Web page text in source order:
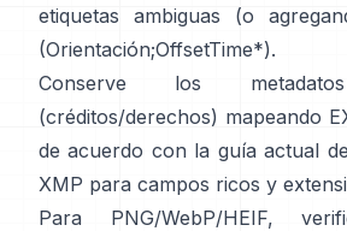
etiquetas ambiguas (o
(Orientación;OffsetTime*).
Conserve los
(créditos/derechos) mapeando
de acuerdo con la guía actual
XMP para campos ricos y
Para PNG/WebP/HEIF,